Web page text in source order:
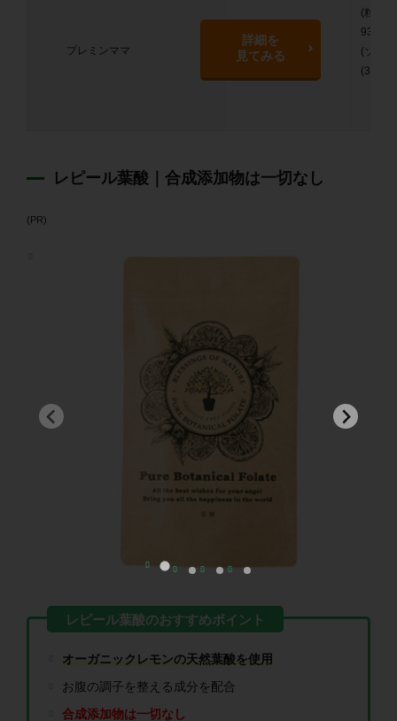
プレミンママ
詳細を
見てみる
(粒タ
93粒
(ソフ
(31日
レピール葉酸｜合成添加物は一切なし
(PR)
オーガニックレモンの天然葉酸を使用
お腹の調子を整える成分を配合
合成添加物は一切なし